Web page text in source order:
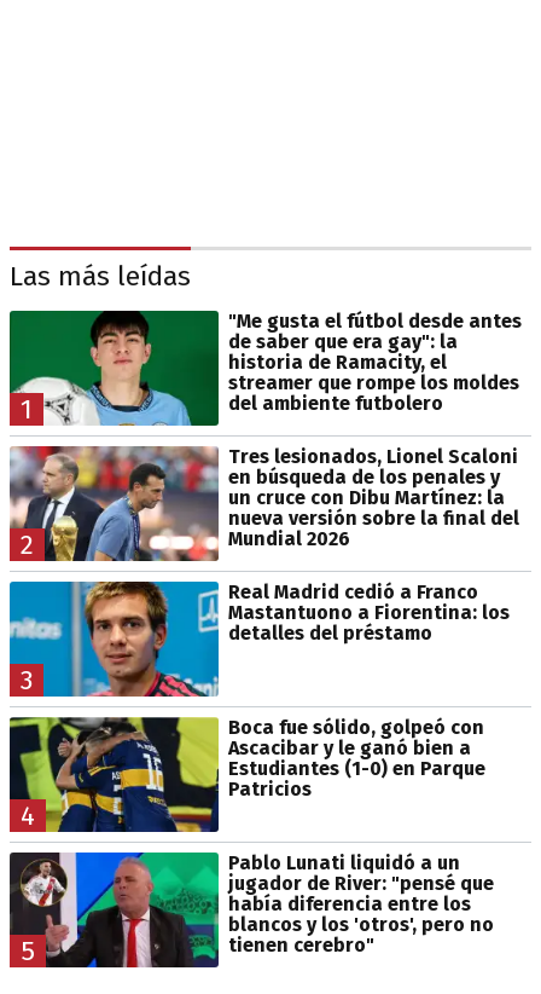
Las más leídas
1
"Me gusta el fútbol desde antes
de saber que era gay": la
historia de Ramacity, el
streamer que rompe los moldes
del ambiente futbolero
2
Tres lesionados, Lionel Scaloni
en búsqueda de los penales y
un cruce con Dibu Martínez: la
nueva versión sobre la final del
Mundial 2026
3
Real Madrid cedió a Franco
Mastantuono a Fiorentina: los
detalles del préstamo
4
Boca fue sólido, golpeó con
Ascacibar y le ganó bien a
Estudiantes (1-0) en Parque
Patricios
5
Pablo Lunati liquidó a un
jugador de River: "pensé que
había diferencia entre los
blancos y los 'otros', pero no
tienen cerebro"